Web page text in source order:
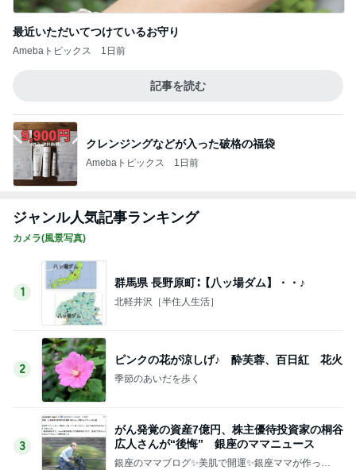
最近いただいてつけているお守り
Amebaトピックス 1日前
記事を読む
クレンジングなどが入った破格の福袋
Amebaトピックス 1日前
ジャンル人気記事ランキング
カメラ(風景写真)
1
群馬県 長野原町∶【八ッ場ダム】・・♪
北軽井沢［半住人生活］
2
ピンクの花が涼しげ♪ 酔芙蓉、百日紅 花火
季節のあいだを歩く
3
がん発覚の資産7億円、株主優待投資家の桐谷
広人さんが“後悔” 銀座のママニュース
銀座のママブログ✨美肌で開運✨銀座ママが作った